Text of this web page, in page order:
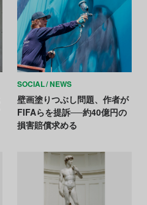
SOCIAL NEWS
壁画塗りつぶし問題、作者が
FIFAらを提訴──約40億円の
損害賠償求める